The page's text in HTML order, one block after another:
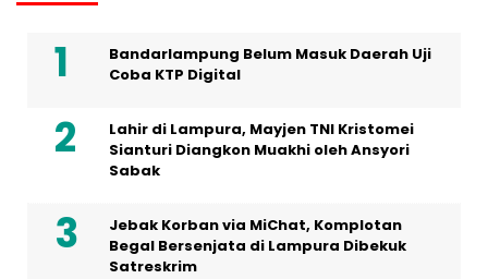
Bandarlampung Belum Masuk Daerah Uji
Coba KTP Digital
Lahir di Lampura, Mayjen TNI Kristomei
Sianturi Diangkon Muakhi oleh Ansyori
Sabak
Jebak Korban via MiChat, Komplotan
Begal Bersenjata di Lampura Dibekuk
Satreskrim